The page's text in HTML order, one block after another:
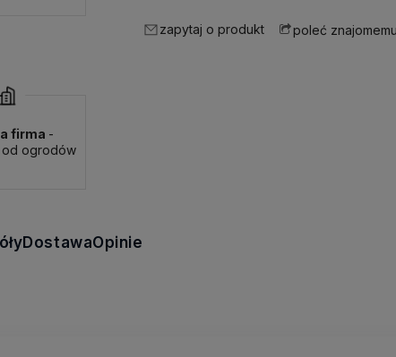
firma -
od ogrodów
zapytaj o produkt poleć znajomemu
DostawaOpinie